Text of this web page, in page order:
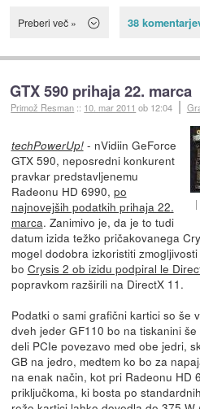
Preberi več » 38
GTX 590 prihaja 22. marca
Primož Resman :: 10. mar 2011 ob 12:04
techPowerUp!- nVidiin GeForce
GTX 590, neposredni konkurent
pravkar predstavljenemu
Radeonu HD 6990, po
najnovejših podatkih prihaja 22.
marca. Zanimivo je, da je to tudi
datum izida težko pričakovanega
mogel dodobra izkoristiti
bo Crysis 2 ob izidu podpiral le
popravkom razširili na DirectX 11.
Podatki o sami grafični kartici so še
dveh jeder GF110 bo na tiskanini
deli PCIe povezavo med obe jedri,
GB na jedro, medtem ko bo za
na enak način, kot pri Radeonu HD
priključkoma, ki bosta po